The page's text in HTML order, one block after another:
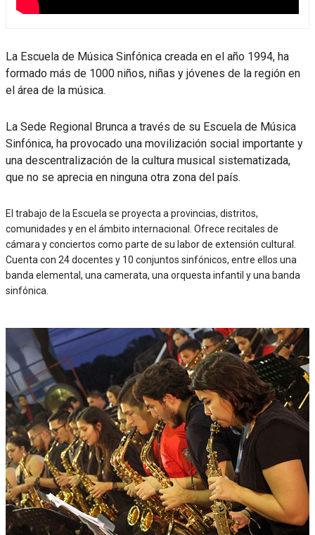
La Escuela de Música Sinfónica creada en el año 1994, ha
formado más de 1000 niños, niñas y jóvenes de la región en
el área de la música.
La Sede Regional Brunca a través de su Escuela de Música
Sinfónica, ha provocado una movilización social importante y
una descentralización de la cultura musical sistematizada,
que no se aprecia en ninguna otra zona del país.
El trabajo de la Escuela se proyecta a provincias, distritos,
comunidades y en el ámbito internacional. Ofrece recitales de
cámara y conciertos como parte de su labor de extensión cultural.
Cuenta con 24 docentes y 10 conjuntos sinfónicos, entre ellos una
banda elemental, una camerata, una orquesta infantil y una banda
sinfónica.